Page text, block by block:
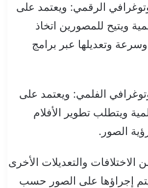
الرقمي: ويعتمد على
ويتيح للمصورين اتخاذ
وتعديلها عبر برامج
الفلمي: ويعتمد على
ويتطلب تطوير الأفلام
الصور.
الاختلافات والتعديلات الأخرى
إجراؤها على الصور حسب